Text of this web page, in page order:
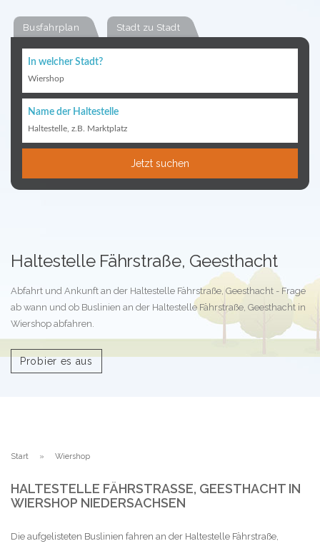
Busfahrplan Stadt zu Stadt
In welcher Stadt?
Wiershop
Name der Haltestelle
Haltestelle, z.B. Marktplatz
Jetzt suchen
Haltestelle Fährstraße, Geesthacht
Abfahrt und Ankunft an der Haltestelle Fährstraße, Geesthacht - Frage
ab wann und ob Buslinien an der Haltestelle Fährstraße, Geesthacht in
Wiershop abfahren.
Probier es aus
Start Wiershop
HALTESTELLE FÄHRSTRASSE, GEESTHACHT IN W
IERSHOP NIEDERSACHSEN
Die aufgelisteten Buslinien fahren an der Haltestelle Fährstraße,